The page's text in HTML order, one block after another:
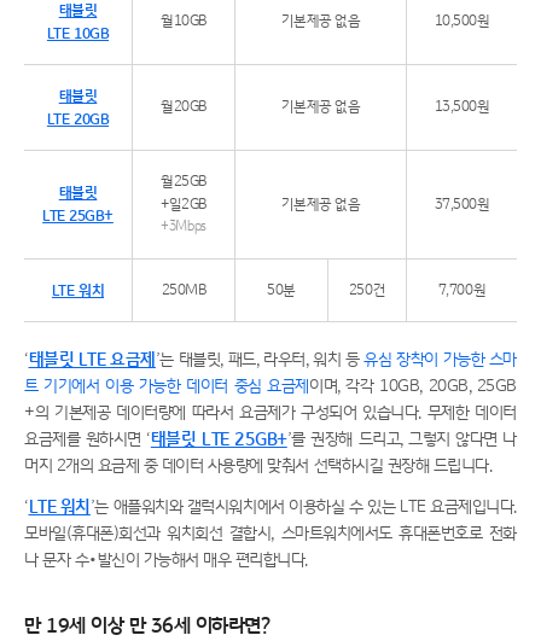
태블릿
LTE 10GB
월10GB 기본제공 없음 10,500원
태블릿
LTE 20GB
월20GB 기본제공 없음 13,500원
태블릿
LTE 25GB+
월25GB
+일2GB
+3Mbps
기본제공 없음 37,500원
LTE 워치 250MB 50분 250건 7,700원
‘태블릿 LTE 요금제 ’는 태블릿, 패드, 라우터, 워치 등유심 장착이 가능한 스마
트 기기에서 이용 가능한 데이터 중심 요금제이며, 각각 10GB, 20GB, 25GB
+의 기본제공 데이터량에 따라서 요금제가 구성되어 있습니다. 무제한 데이터
요금제를 원하시면 ‘태블릿 LTE 25GB+’를 권장해 드리고, 그렇지 않다면 나
머지 2개의 요금제 중 데이터 사용량에 맞춰서 선택하시길 권장해 드립니다.
‘LTE 워치 ’는 애플워치와 갤럭시워치에서 이용하실 수 있는 LTE 요금제입니다.
모바일(휴대폰)회선과 워치회선 결합시, 스마트워치에서도 휴대폰번호로 전화
나 문자 수∙발신이 가능해서 매우 편리합니다.
만 19세 이상 만 36세 이하라면?